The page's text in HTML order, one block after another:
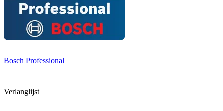
Bosch Professional
Verlanglijst